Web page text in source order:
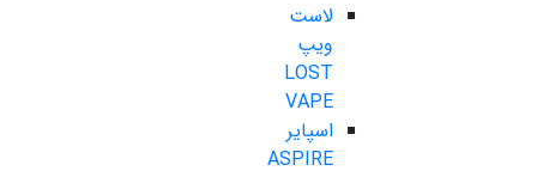
لاست
ویپ
LOST
VAPE
اسپایر
ASPIRE